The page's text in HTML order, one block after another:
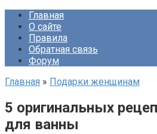
Главная
О сайте
Правила
Обратная связь
Форум
Главная » Подарки женщинам
5 оригинальных
для ванны